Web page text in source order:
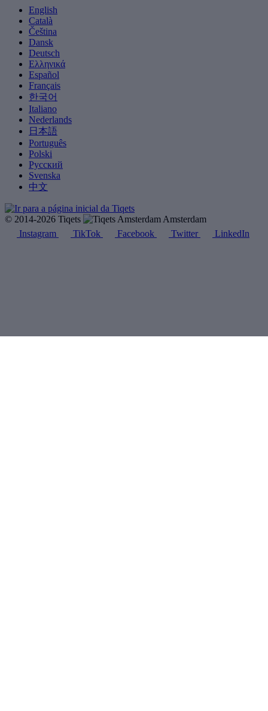
English
Català
Čeština
Dansk
Deutsch
Ελληνικά
Español
Français
한국어
Italiano
Nederlands
日本語
Português
Polski
Русский
Svenska
中文
© 2014-2026 Tiqets
Amsterdam
Instagram
TikTok Facebook Twitter LinkedIn